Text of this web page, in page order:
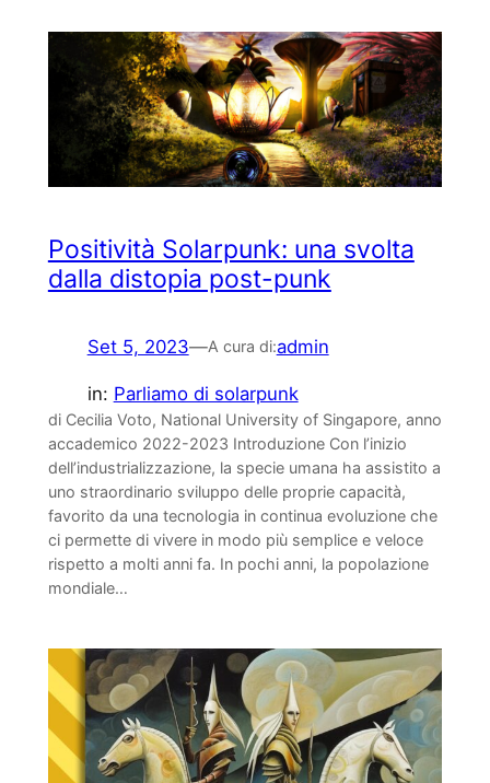
Positività Solarpunk: una svolta
dalla distopia post-punk
Set 5, 2023—A cura di:admin
in: Parliamo di solarpunk
di Cecilia Voto, National University of Singapore, anno
accademico 2022-2023 Introduzione Con l’inizio
dell’industrializzazione, la specie umana ha assistito a
uno straordinario sviluppo delle proprie capacità,
favorito da una tecnologia in continua evoluzione che
ci permette di vivere in modo più semplice e veloce
rispetto a molti anni fa. In pochi anni, la popolazione
mondiale…